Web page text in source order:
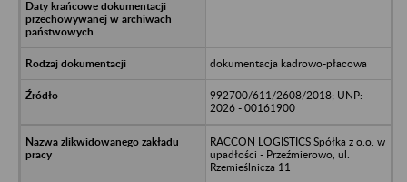
dokumentacja kadrowo-płacowa
992700/611/2608/2018; UNP:
2026 - 00161900
RACCON LOGISTICS Spółka z o.o. w
upadłości - Przeźmierowo, ul.
Rzemieślnicza 11